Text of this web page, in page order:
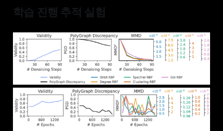
학습 진행 추적 실험